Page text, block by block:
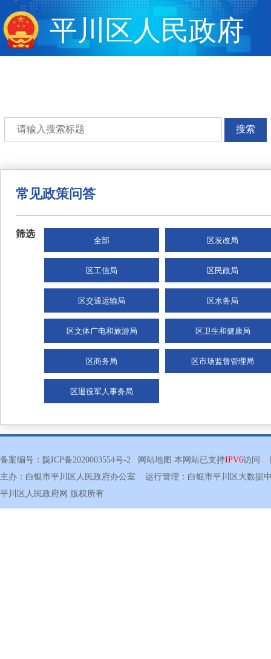
平川区人民政府
搜索
常见政策问答
筛选
全部 区发改局
区工信局 区民政局
区交通运输局 区水务局
区文体广电和旅游局 区卫生和健康局
区商务局 区市场监督管理局
区退役军人事务局
备案编号： 陇ICP备2020003554号-2 网站地图 本网站已支持IPV6访问
主办：白银市平川区人民政府办公室 运行管理：白银市平川区大数
平川区人民政府网 版权所有